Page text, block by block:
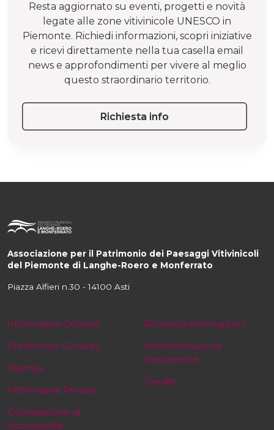
Resta aggiornato su eventi, progetti e novità
legate alle zone vitivinicole UNESCO in
Piemonte. Richiedi informazioni, scopri iniziative
e ricevi direttamente nella tua casella email
news e approfondimenti per vivere al meglio
questo straordinario territorio.
Richiesta info
Associazione per il Patrimonio dei Paesaggi Vitivinicoli
del Piemonte di Langhe-Roero e Monferrato
Piazza Alfieri n.30 - 14100 Asti
Informativa Cookies
Preferenze Cookies
Stampa
Informativa Privacy
Dichiarazione di
accessibilità
Richiesta informazioni
Amministrazione
trasparente
Credits